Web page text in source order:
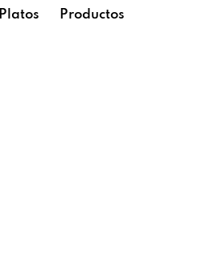
Platos Productos